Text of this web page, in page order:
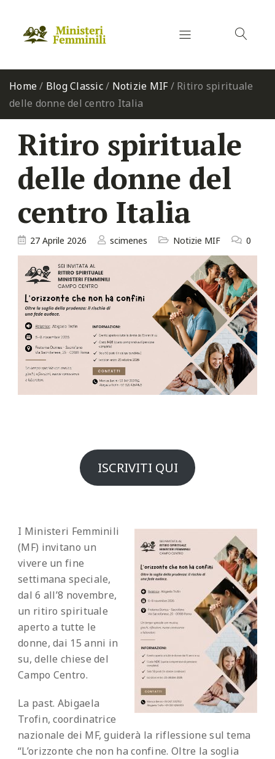
Home/ Blog Classic/ Notizie MIF / Ritiro spirituale
delle donne del centro Italia
Ritiro spirituale
delle donne del
centro Italia
27 Aprile 2026 scimenes Notizie MIF 0
ISCRIVITI QUI
I Ministeri Femminili
(MF) invitano un
vivere un fine
settimana speciale,
dal 6 all’8 novembre,
un ritiro spirituale
aperto a tutte le
donne, dai 15 anni in
su, delle chiese del
Campo Centro.
La past. Abigaela
Trofin, coordinatrice
nazionale dei MF, guiderà la riflessione sul tema
“L’orizzonte che non ha confine. Oltre la soglia